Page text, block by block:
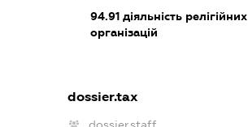
94.91 діяльність релігійних
організацій
dossier.tax
dossier.staff